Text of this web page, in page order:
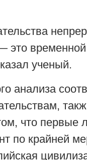
это
ученый.
анализа
что первые
по крайней